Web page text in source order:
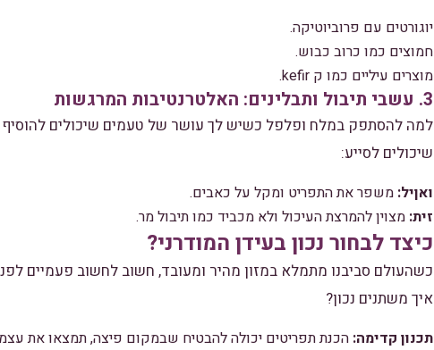
יוגורטים עם פרוביוטיקה.
חמוצים כמו כרוב כבוש.
מוצרים עיליים כמו ק kefir.
3. עשבי תיבול ותבלינים: האלטרנטיבות המרגשות
למה להסתפק במלח ופלפל כשיש לך עושר של טעמים שיכולים
שיכולים לסייע:
ואןיל: משפר את התפריט ומקל על כאבים.
זית: מצוין להמרצת העיכול ולא מכביד כמו תיבול מר.
כיצד לבחור נכון בעידן המודרני?
כשהעולם סביבנו מתמלא במזון מהיר ומעובד, חשוב לחשוב פעמיים
איך משתנים נכון?
תכנון קדימה: הכנת תפריטים יכולה להבטיח שבמקום פיצה, תמצאו את